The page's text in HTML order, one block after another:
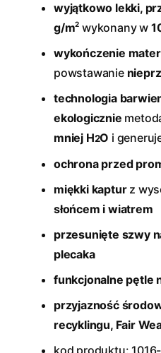
wyjątkowo lekki,
g/m2 wykonany w
wykończenie
powstawanie
technologia
ekologicznie
mniej H2O i
ochrona przed
miękki kapturz
słońcem i wiatrem
przesunięte szwy
plecaka
funkcjonalne pętle
przyjazność
recyklingu, Fair